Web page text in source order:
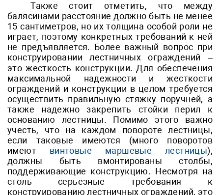
Также стоит отметить, что между
балясинами расстояние должно быть не менее
15 сантиметров, но их толщина особой роли не
играет, поэтому конкретных требований к ней
не предъявляется. Более важный вопрос при
конструировании лестничных ограждений –
это жесткость конструкции. Для обеспечения
максимальной надежности и жесткости
ограждений и конструкции в целом требуется
осуществить правильную стяжку поручней, а
также надежно закрепить стойки перил к
основанию лестницы. Помимо этого важно
учесть, что на каждом повороте лестницы,
если таковые имеются (много поворотов
имеют винтовые маршевые лестницы),
должны быть вмонтированы столбы,
поддерживающие конструкцию. Несмотря на
столь серьезные требования к
конструированию лестничных ограждений, это